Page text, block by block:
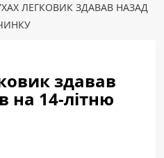
ЛЕГКОВИК ЗДАВАВ НАЗАД
здавав
на 14-літню